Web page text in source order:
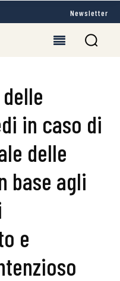
Newsletter
in caso di
delle
base agli
e